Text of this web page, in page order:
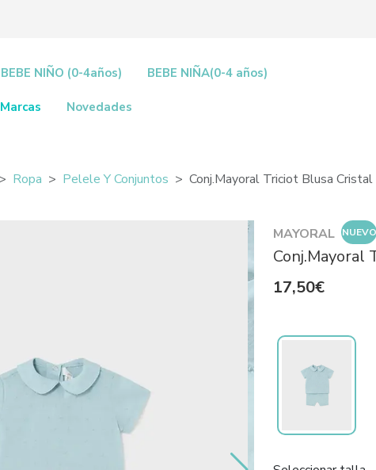
BEBE NIÑO (0-4años) BEBE NIÑA(0-4 años)
Marcas Novedades
Ropa Pelele Y Conjuntos Conj.Mayoral Triciot Blusa
MAYORAL NUEVO
Conj.Mayoral
17,50€